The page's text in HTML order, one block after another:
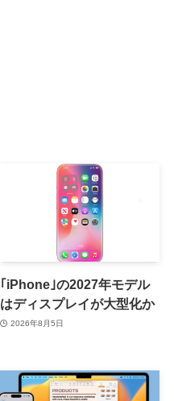
｢iPhone｣の2027年モデル
はディスプレイが大型化か
2026年8月5日